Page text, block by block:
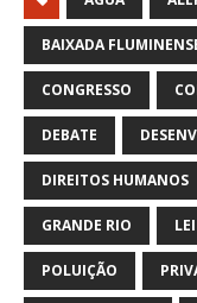
BAIXADA
CONGRESSO
DEBATE
DIREITOS HUMANOS
GRANDE RIO LEI
POLUIÇÃO